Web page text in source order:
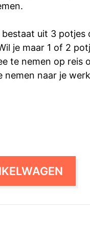
uit 3 potjes
je maar 1 of 2
te nemen op reis
nemen naar je